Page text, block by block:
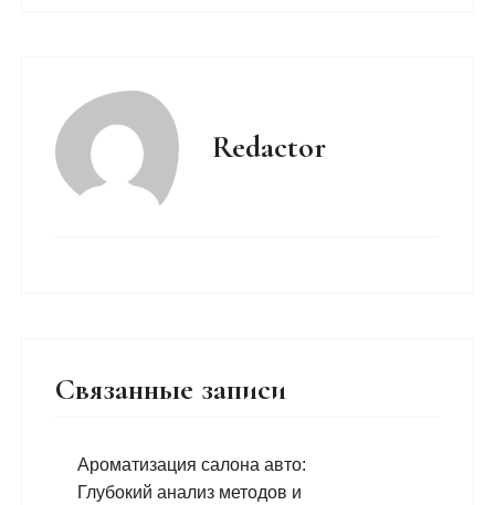
Redactor
Связанные записи
Ароматизация салона авто:
Глубокий анализ методов и